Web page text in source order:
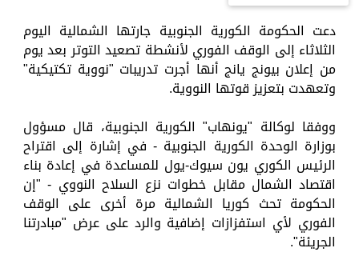
دعت الحكومة الكورية الجنوبية جارتها الشمالية اليوم
الثلاثاء إلى الوقف الفوري لأنشطة تصعيد التوتر بعد يوم
من إعلان بيونج يانج أنها أجرت تدريبات "نووية تكتيكية"
وتعهدت بتعزيز قوتها النووية.
ووفقا لوكالة "يونهاب" الكورية الجنوبية، قال مسؤول
بوزارة الوحدة الكورية الجنوبية - في إشارة إلى اقتراح
الرئيس الكوري يون سيوك-يول للمساعدة في إعادة بناء
اقتصاد الشمال مقابل خطوات نزع السلاح النووي - "إن
الحكومة تحث كوريا الشمالية مرة أخرى على الوقف
الفوري لأي استفزازات إضافية والرد على عرض "مبادرتنا
الجريئة".